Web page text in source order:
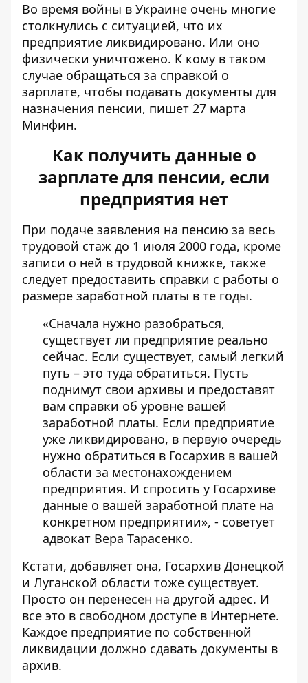
Во время войны в Украине очень многие
столкнулись с ситуацией, что их
предприятие ликвидировано. Или оно
физически уничтожено. К кому в таком
случае обращаться за справкой о
зарплате, чтобы подавать документы для
назначения пенсии, пишет 27 марта
Минфин.
Как получить данные о
зарплате для пенсии, если
предприятия нет
При подаче заявления на пенсию за весь
трудовой стаж до 1 июля 2000 года, кроме
записи о ней в трудовой книжке, также
следует предоставить справки с работы о
размере заработной платы в те годы.
«Сначала нужно разобраться,
существует ли предприятие реально
сейчас. Если существует, самый легкий
путь – это туда обратиться. Пусть
поднимут свои архивы и предоставят
вам справки об уровне вашей
заработной платы. Если предприятие
уже ликвидировано, в первую очередь
нужно обратиться в Госархив в вашей
области за местонахождением
предприятия. И спросить у Госархиве
данные о вашей заработной плате на
конкретном предприятии», - советует
адвокат Вера Тарасенко.
Кстати, добавляет она, Госархив Донецкой
и Луганской области тоже существует.
Просто он перенесен на другой адрес. И
все это в свободном доступе в Интернете.
Каждое предприятие по собственной
ликвидации должно сдавать документы в
архив.